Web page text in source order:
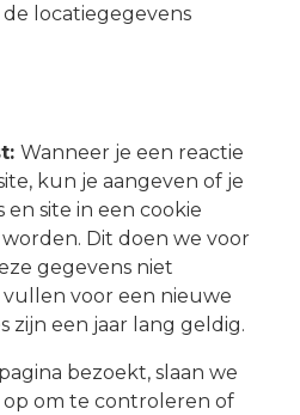
locatiegegevens
Wanneer je een reactie
kun je aangeven of je
en site in een cookie
Dit doen we voor
gegevens niet
voor een nieuwe
zijn een jaar lang geldig.
bezoekt, slaan we
om te controleren of